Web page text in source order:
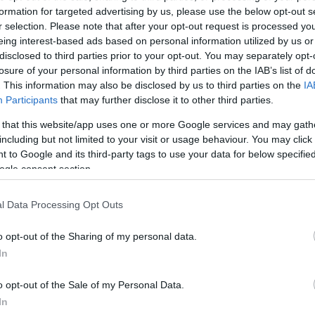
for targeted advertising by us, please use the below opt-out
selection. Please note that after your opt-out request is processed
interest-based ads based on personal information utilized by us
to third parties prior to your opt-out. You may separately
of your personal information by third parties on the IAB’s list of
This information may also be disclosed by us to third parties on the
Participants that may further disclose it to other third parties.
that this website/app uses one or more Google services and may
but not limited to your visit or usage behaviour. You may
to Google and its third-party tags to use your data for below
consent section.
Data Processing Opt Outs
opt-out of the Sharing of my personal data.
opt-out of the Sale of my Personal Data.
καλύτερες στιγμές του καλοκαιριού, από γεύματα
και ηλιόλουστα Σαββατοκύριακα, όπου το μόνο
πιο δυνατά από τη μουσική είναι τα γέλια»
η Μέγκαν συνεργάζεται με το οινοποιείο Fairwinds
στην κοιλάδα της Νάπα και είναι περίπου έξι
από το σπίτι που μοιράζεται με τον πρίγκιπα Χάρι
επίσης κρασί για τον Μπάρι Μάνιλοου, για
Γουέιν και για την τηλεοπτική σειρά «Yellowstone».
ΔΙΑΦΗΜΙΣΗ